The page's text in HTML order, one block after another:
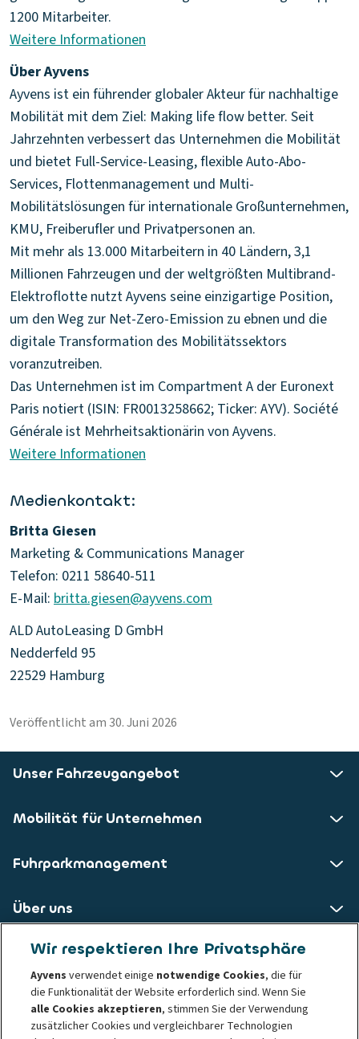
Weitere Informationen
Über Ayvens
Ayvens ist ein führender globaler Akteur für nachhaltige
Mobilität mit dem Ziel: Making life flow better. Seit
Jahrzehnten verbessert das Unternehmen die Mobilität
und bietet Full-Service-Leasing, flexible Auto-Abo-
Services, Flottenmanagement und Multi-
Mobilitätslösungen für internationale Großunternehmen,
KMU, Freiberufler und Privatpersonen an.
Mit mehr als 13.000 Mitarbeitern in 40 Ländern, 3,1
Millionen Fahrzeugen und der weltgrößten Multibrand-
Elektroflotte nutzt Ayvens seine einzigartige Position,
um den Weg zur Net-Zero-Emission zu ebnen und die
digitale Transformation des Mobilitätssektors
voranzutreiben.
Das Unternehmen ist im Compartment A der Euronext
Paris notiert (ISIN: FR0013258662; Ticker: AYV). Société
Weitere Informationen
Medienkontakt:
Britta Giesen
Marketing & Communications Manager
Telefon: 0211 58640-511
E-Mail: britta.giesen@ayvens.com
ALD AutoLeasing D GmbH
Nedderfeld 95
22529 Hamburg
Veröffentlicht am 30. Juni 2026
Unser Fahrzeugangebot
Mobilität für Unternehmen
Fuhrparkmanagement
Über uns
ALD AutoLeasing D GmbH
Nedderfeld 95
22529 Hamburg
Wir respektieren Ihre Privatsphäre
Ayvens verwendet einige notwendige Cookies, die für
die Funktionalität der Website erforderlich sind. Wenn Sie
alle Cookies akzeptieren, stimmen Sie der Verwendung
zusätzlicher Cookies und vergleichbarer Technologien